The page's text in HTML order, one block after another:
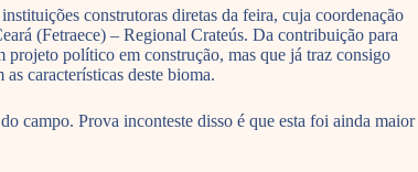
construtoras diretas da feira, cuja coordenação
(Fetraece) – Regional Crateús. Da contribuição para
projeto político em construção, mas que já traz consigo
características deste bioma.
campo. Prova inconteste disso é que esta foi ainda maior